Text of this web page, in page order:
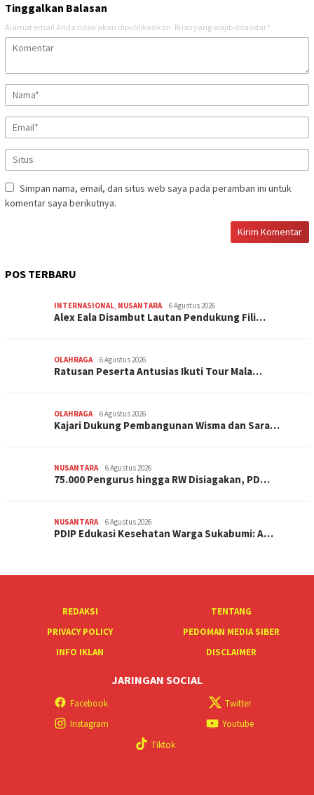
Tinggalkan Balasan
Alamat email Anda tidak akan dipublikasikan. Ruas yang wajib ditandai *
Simpan nama, email, dan situs web saya pada peramban ini untuk
komentar saya berikutnya.
POS TERBARU
INTERNASIONAL, NUSANTARA 6 Agustus 2026
Alex Eala Disambut Lautan Pendukung Fili…
OLAHRAGA 6 Agustus 2026
Ratusan Peserta Antusias Ikuti Tour Mala…
OLAHRAGA 6 Agustus 2026
Kajari Dukung Pembangunan Wisma dan Sara…
NUSANTARA 6 Agustus 2026
75.000 Pengurus hingga RW Disiagakan, PD…
NUSANTARA 6 Agustus 2026
PDIP Edukasi Kesehatan Warga Sukabumi: A…
REDAKSI
TENTANG
PRIVACY POLICY
PEDOMAN MEDIA SIBER
INFO IKLAN
DISCLAIMER
JARINGAN SOCIAL
Facebook
Twitter
Instagram
Youtube
Tiktok